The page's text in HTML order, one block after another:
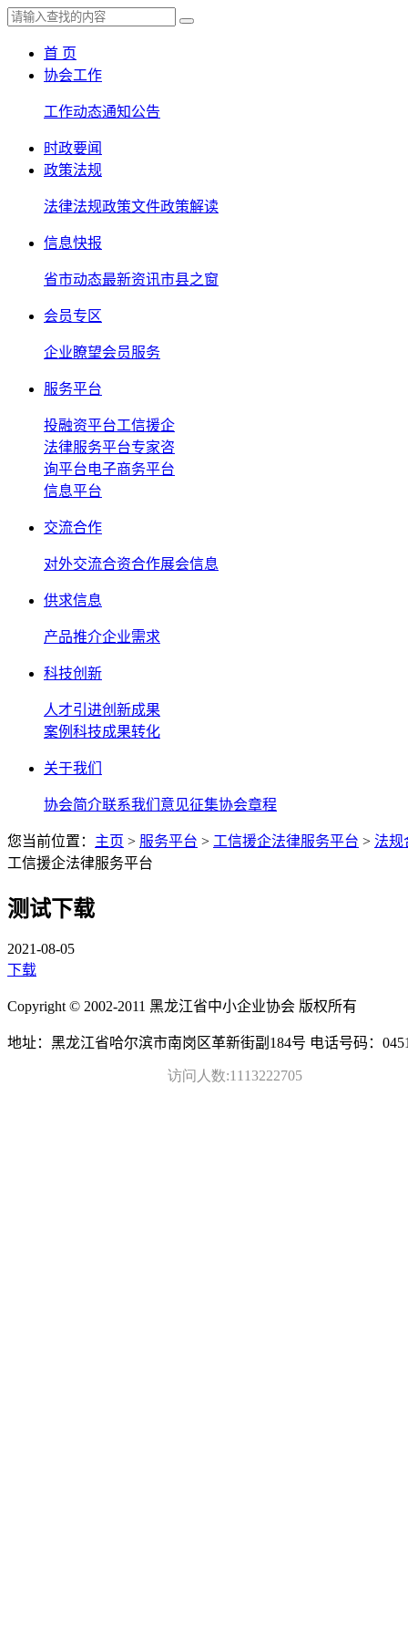
首 页
协会工作
工作动态通知公告
时政要闻
政策法规
法律法规政策文件政策解读
信息快报
省市动态最新资讯市县之窗
会员专区
企业瞭望会员服务
服务平台
投融资平台工信援企
法律服务平台专家咨
询平台电子商务平台
信息平台
交流合作
对外交流合资合作展会信息
供求信息
产品推介企业需求
科技创新
人才引进创新成果
案例 科技成果转化
关于我们
协会简介联系我们 意见征集协会章程
您当前位置： 主页 > 服务平台 > 工信援企法律服务平台 > 法规
工信援企法律服务平台
测试下载
2021-08-05
下载
Copyright © 2002-2011 黑龙江省中小企业协会 版权所有
地址：黑龙江省哈尔滨市南岗区革新街副184号 电话号码：